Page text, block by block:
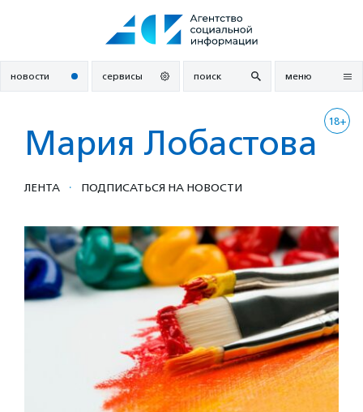
новости сервисы поиск меню
18+
Мария Лобастова
ЛЕНТА · ПОДПИСАТЬСЯ НА НОВОСТИ